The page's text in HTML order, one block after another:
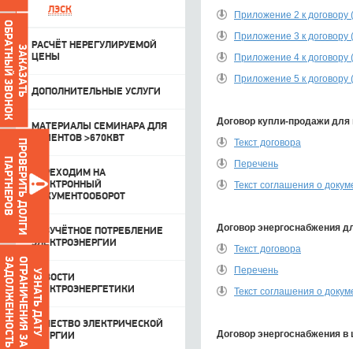
Приложение 2 к договору
Приложение 3 к договору
Приложение 4 к
Приложение 5 к договору
Договор купли-продажи
Текст договора
Перечень
Текст соглашения о
Договор энергоснабжения
Текст договора
Перечень
Текст соглашения о
Договор энергоснабжения
ЛЭСК
РАСЧЁТ НЕРЕГУЛИРУЕМОЙ
ЦЕНЫ
ДОПОЛНИТЕЛЬНЫЕ УСЛУГИ
МАТЕРИАЛЫ СЕМИНАРА ДЛЯ
КЛИЕНТОВ >670КВТ
ПЕРЕХОДИМ НА
ЭЛЕКТРОННЫЙ
ДОКУМЕНТООБОРОТ
БЕЗУЧЁТНОЕ ПОТРЕБЛЕНИЕ
ЭЛЕКТРОЭНЕРГИИ
НОВОСТИ
ЭЛЕКТРОЭНЕРГЕТИКИ
КАЧЕСТВО ЭЛЕКТРИЧЕСКОЙ
ЭНЕРГИИ
ЗАКАЗАТЬ
ОБРАТНЫЙ ЗВОНОК
ПРОВЕРИТЬ ДОЛГИ
ПАРТНЕРОВ
УЗНАТЬ ДАТУ
О
Г
Р
А
Н
И
Ч
Е
Н
И
Я
З
А
З
А
Д
О
Л
Ж
Е
Н
Н
О
С
Т
Ь